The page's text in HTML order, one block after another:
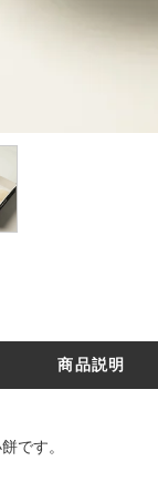
商品説明
です。